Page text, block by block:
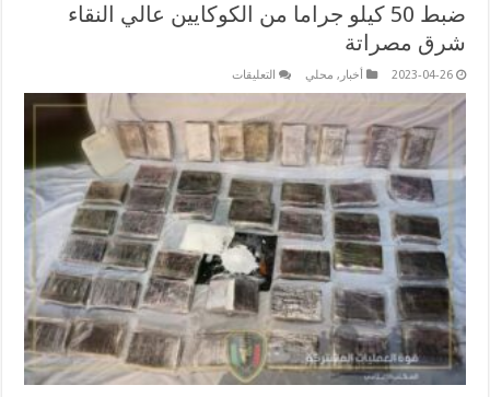
ضبط 50 كيلو جراما من الكوكايين عالي النقاء
شرق مصراتة
2023-04-26 أخبار , محلي التعليقات
50
كيلو
جراما
من
الكوكايين
عالي
النقاء
شرق
مصراتة
مغلقة